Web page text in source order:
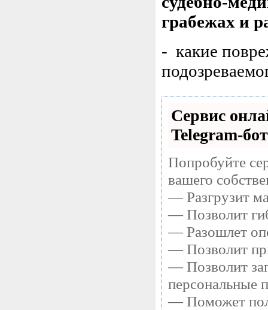
грабежах и
- какие
Сервис
Telegram-
Попробуйте
вашего
— Разгрузит
— Позволит
— Разошлет
— Позволит
— Позволит
персональные
— Поможет